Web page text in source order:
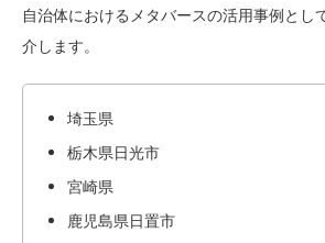
自治体におけるメタバースの活用事例とし
介します。
埼玉県
栃木県日光市
宮崎県
鹿児島県日置市